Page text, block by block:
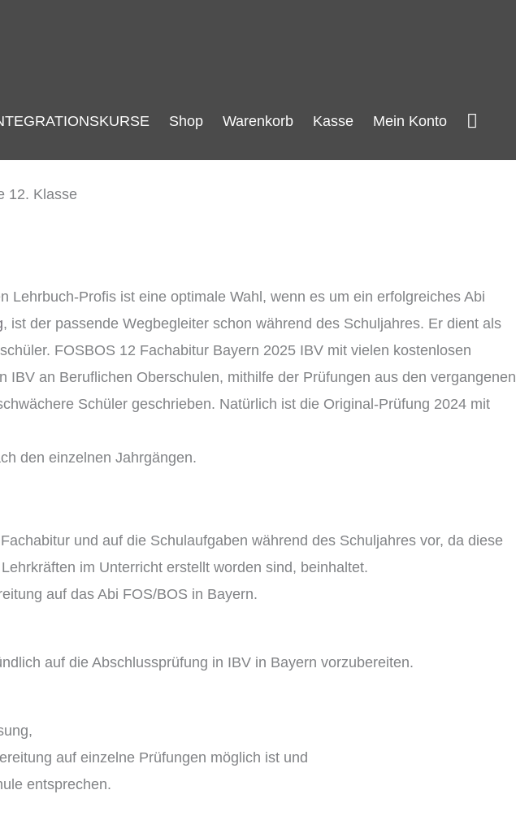
Shop Warenkorb Kasse Mein Konto
Profis ist eine optimale Wahl, wenn es um ein erfolgreiches Abi
, ist der passende Wegbegleiter schon während des Schuljahres. Er dient als
FOSBOS 12 Fachabitur Bayern 2025 IBV mit vielen kostenlosen
an Beruflichen Oberschulen, mithilfe der Prüfungen aus den vergangenen
Schüler geschrieben. Natürlich ist die Original-Prüfung 2024 mit
den einzelnen Jahrgängen.
und auf die Schulaufgaben während des Schuljahres vor, da diese
im Unterricht erstellt worden sind, beinhaltet.
auf das Abi FOS/BOS in Bayern.
auf die Abschlussprüfung in IBV in Bayern vorzubereiten.
auf einzelne Prüfungen möglich ist und
entsprechen.